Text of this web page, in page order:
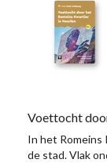
Voettocht
In het Romeins
de stad. Vlak